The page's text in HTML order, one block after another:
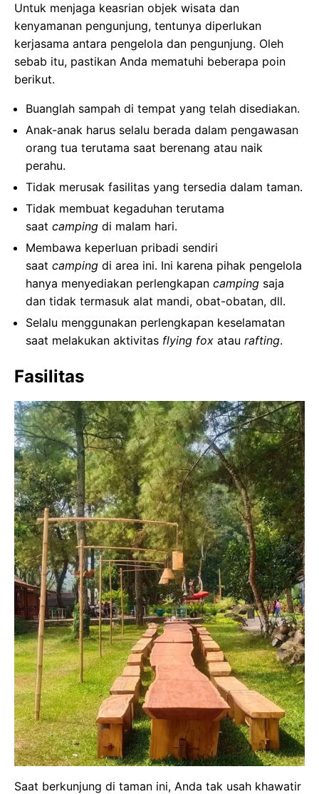
Untuk menjaga keasrian objek wisata dan
kenyamanan pengunjung, tentunya diperlukan
kerjasama antara pengelola dan pengunjung. Oleh
sebab itu, pastikan Anda mematuhi beberapa poin
berikut.
Buanglah sampah di tempat yang telah disediakan.
Anak-anak harus selalu berada dalam pengawasan
orang tua terutama saat berenang atau naik
perahu.
Tidak merusak fasilitas yang tersedia dalam taman.
Tidak membuat kegaduhan terutama
saat camping di malam hari.
Membawa keperluan pribadi sendiri
saat camping di area ini. Ini karena pihak pengelola
hanya menyediakan perlengkapan camping saja
dan tidak termasuk alat mandi, obat-obatan, dll.
Selalu menggunakan perlengkapan keselamatan
saat melakukan aktivitas flying fox atau rafting.
Fasilitas
Saat berkunjung di taman ini, Anda tak usah khawatir